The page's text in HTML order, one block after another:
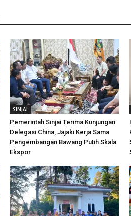
SINJAI
Pemerintah Sinjai Terima Kunjungan
Delegasi China, Jajaki Kerja Sama
Pengembangan Bawang Putih Skala
Ekspor